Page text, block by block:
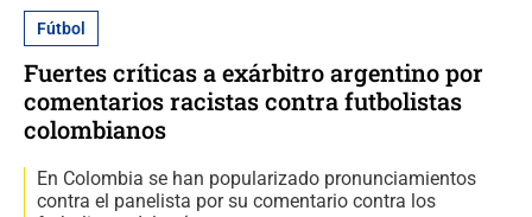
Fútbol
Fuertes críticas a exárbitro argentino por
comentarios racistas contra futbolistas
colombianos
En Colombia se han popularizado pronunciamientos
contra el panelista por su comentario contra los